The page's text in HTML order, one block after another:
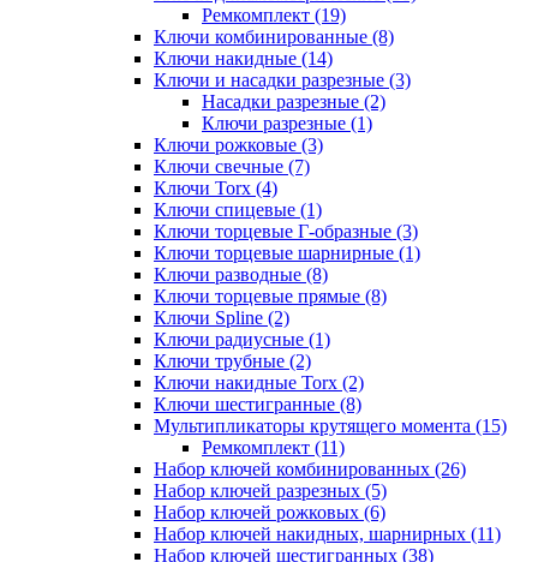
Ремкомплект (19)
Ключи комбинированные (8)
Ключи накидные (14)
Ключи и насадки разрезные (3)
Насадки разрезные (2)
Ключи разрезные (1)
Ключи рожковые (3)
Ключи свечные (7)
Ключи Torx (4)
Ключи спицевые (1)
Ключи торцевые Г-образные (3)
Ключи торцевые шарнирные (1)
Ключи разводные (8)
Ключи торцевые прямые (8)
Ключи Spline (2)
Ключи радиусные (1)
Ключи трубные (2)
Ключи накидные Torx (2)
Ключи шестигранные (8)
Мультипликаторы крутящего момента (15)
Ремкомплект (11)
Набор ключей комбинированных (26)
Набор ключей разрезных (5)
Набор ключей рожковых (6)
Набор ключей накидных, шарнирных (11)
Набор ключей шестигранных (38)